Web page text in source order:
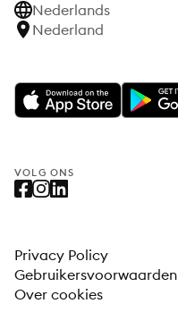
Nederlands
Nederland
VOLG ONS
Privacy Policy
Gebruikersvoorwaarden
Over cookies